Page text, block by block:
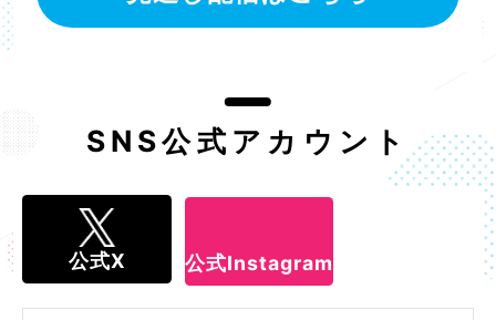
SNS公式アカウント
公式X 公式Instagram